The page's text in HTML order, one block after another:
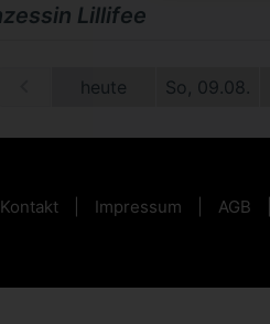
Lillifee
heute So, 09.08.
Kontakt Impressum AGB